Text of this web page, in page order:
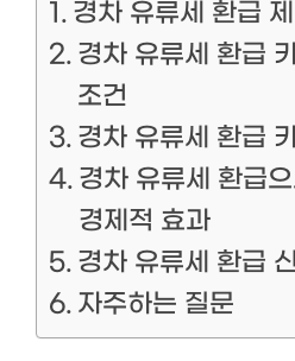
경차 유류세 환급
경차 유류세 환급
조건
경차 유류세 환급
경차 유류세 환급
경제적 효과
경차 유류세 환급
자주하는 질문